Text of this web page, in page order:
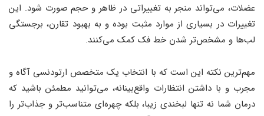
عضلات، می‌تواند منجر به تغییراتی در ظاهر و حجم صورت شود. این
تغییرات در بسیاری از موارد مثبت بوده و به بهبود تقارن، برجستگی
لب‌ها و مشخص‌تر شدن خط فک کمک می‌کنند.
مهم‌ترین نکته این است که با انتخاب یک متخصص ارتودنسی آگاه و
مجرب و با داشتن انتظارات واقع‌بینانه، می‌توانید مطمئن باشید که
درمان شما نه تنها لبخندی زیبا، بلکه چهره‌ای متناسب‌تر و جذاب‌تر را